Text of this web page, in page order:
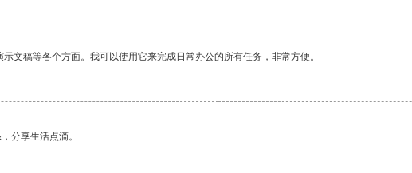
文稿等各个方面。我可以使用它来完成日常办公的所有任务，非常方便。
分享生活点滴。